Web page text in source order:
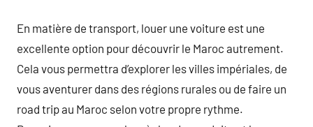
En matière de transport, louer une voiture est une
excellente option pour découvrir le Maroc autrement.
Cela vous permettra d’explorer les villes impériales, de
vous aventurer dans des régions rurales ou de faire un
road trip au Maroc selon votre propre rythme.